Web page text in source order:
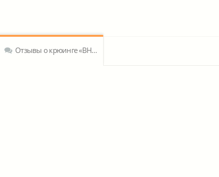
Отзывы о крюинге «BHN Group»